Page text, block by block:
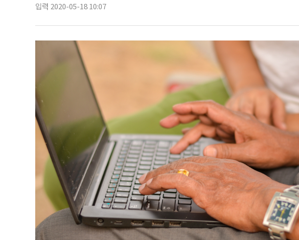
입력 2020-05-18 10:07